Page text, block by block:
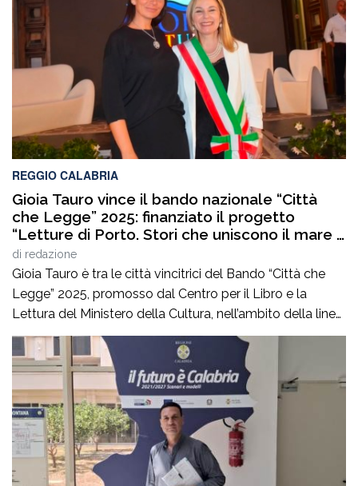
la partita principale anche se il documento da approvare
è di estrema importanza per la […]
REGGIO CALABRIA
Gioia Tauro vince il bando nazionale “Città
che Legge” 2025: finanziato il progetto
“Letture di Porto. Stori che uniscono il mare e
la città”
di redazione
Gioia Tauro è tra le città vincitrici del Bando “Città che
Legge” 2025, promosso dal Centro per il Libro e la
Lettura del Ministero della Cultura, nell’ambito della linea
dedicata alla realizzazione di attività integrate per la
promozione del libro e della lettura.Il progetto
presentato dal Comune, dal titolo “Letture di
Porto.Storie che uniscono il […]